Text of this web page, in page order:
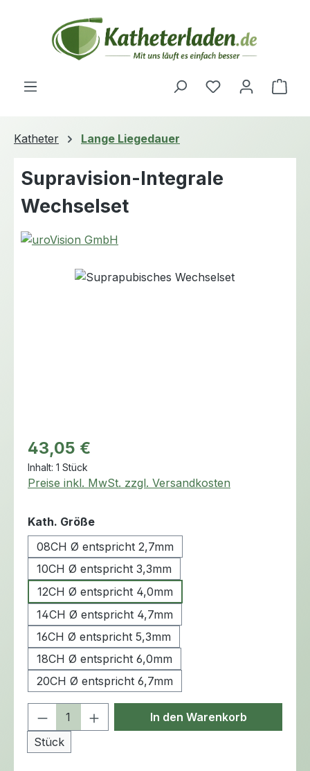
Zum Hauptinhalt springen
Du hast 0
Katheter Lange Liegedauer
Supravision-Integrale
Wechselset
Bildergalerie überspringen
Regulärer Preis:
43,05 €
Inhalt: 1 Stück
Preise inkl. MwSt. zzgl. Versandkosten
Kath. Größeauswählen
08CH Ø entspricht 2,7mm
10CH Ø entspricht 3,3mm
12CH Ø entspricht 4,0mm
14CH Ø entspricht 4,7mm
16CH Ø entspricht 5,3mm
18CH Ø entspricht 6,0mm
20CH Ø entspricht 6,7mm
Produkt Anzahl: Gib den
Stück
In den Warenkorb